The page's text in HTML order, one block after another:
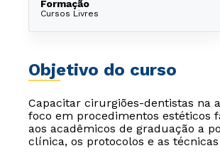
Formação
Cursos Livres
Objetivo do curso
Capacitar cirurgiões-dentistas na
foco em procedimentos estéticos
aos acadêmicos de graduação a
clínica, os protocolos e as